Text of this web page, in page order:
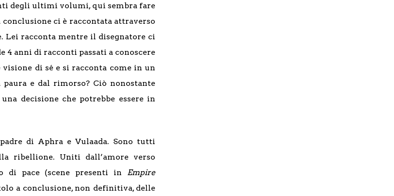
degli ultimi volumi, qui sembra fare
ci è raccontata attraverso
Lei racconta mentre il disegnatore ci
anni di racconti passati a conoscere
di sé e si racconta come in un
e dal rimorso? Ciò nonostante
decisione che potrebbe essere in
di Aphra e Vulaada. Sono tutti
ribellione. Uniti dall’amore verso
di pace (scene presenti in Empire
a conclusione, non definitiva, delle